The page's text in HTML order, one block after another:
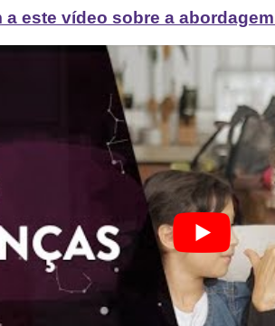
a este vídeo sobre a